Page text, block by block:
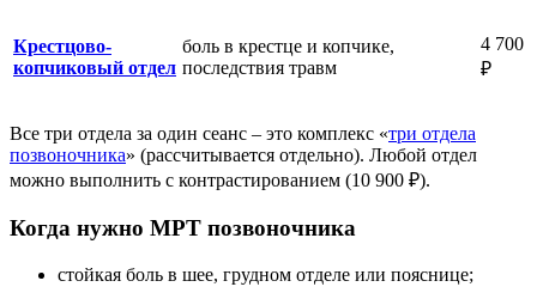
Крестцово-
копчиковый отдел
боль в крестце и копчике,
последствия травм
4 700
₽
Все три отдела за один сеанс – это комплекс «три отдела
позвоночника» (рассчитывается отдельно). Любой отдел
можно выполнить с контрастированием (10 900 ₽).
Когда нужно МРТ позвоночника
стойкая боль в шее, грудном отделе или пояснице;